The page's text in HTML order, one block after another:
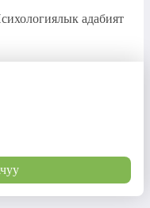
адабият